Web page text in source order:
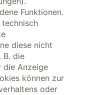
Funktionen.
diese nicht
B. die
die Anzeige
können zur
oder